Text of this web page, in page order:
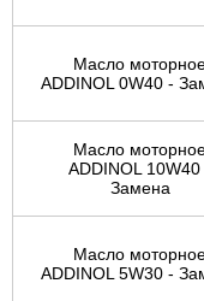
Масло
ADDINOL 0W40 -
Масло
ADDINOL 10W40
Замена
Масло
ADDINOL 5W30 -